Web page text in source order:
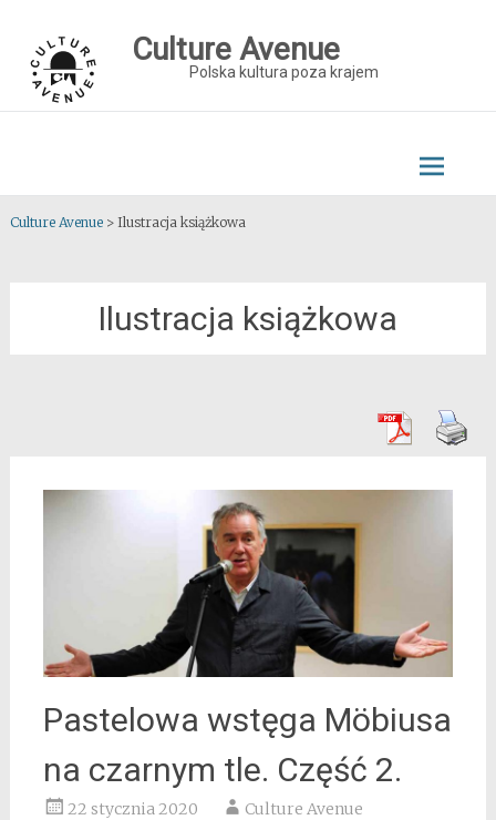
content
Culture Avenue
Polska kultura poza krajem
Culture Avenue> Ilustracja książkowa
Ilustracja książkowa
Pastelowa wstęga Möbiusa
na czarnym tle. Część 2.
22 stycznia 2020 Culture Avenue